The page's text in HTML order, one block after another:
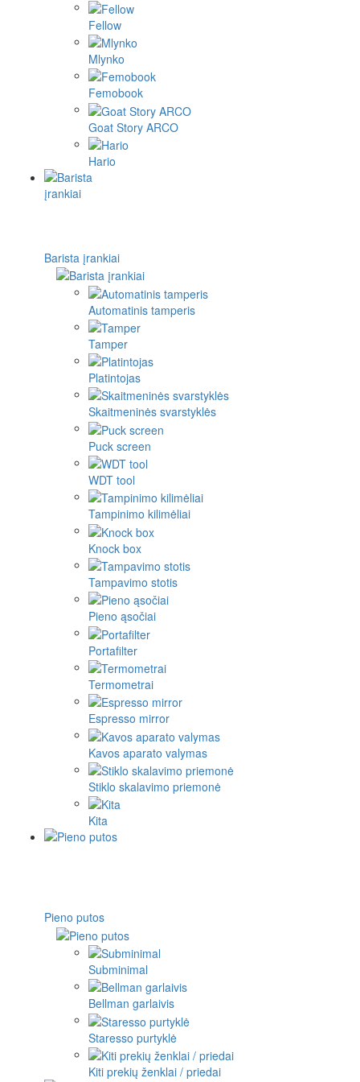
Fellow
Mlynko
Femobook
Goat Story ARCO
Hario
Barista įrankiai
Automatinis tamperis
Tamper
Platintojas
Skaitmeninės svarstyklės
Puck screen
WDT tool
Tampinimo kilimėliai
Knock box
Tampavimo stotis
Pieno ąsočiai
Portafilter
Termometrai
Espresso mirror
Kavos aparato valymas
Stiklo skalavimo priemonė
Kita
Pieno putos
Subminimal
Bellman garlaivis
Staresso purtyklė
Kiti prekių ženklai / priedai